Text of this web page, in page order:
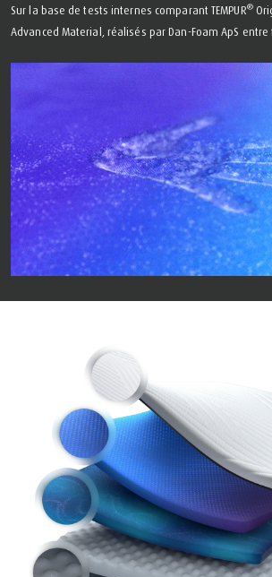
Sur la base de tests internes comparant TEMPUR®
Advanced Material, réalisés par Dan-Foam ApS entre